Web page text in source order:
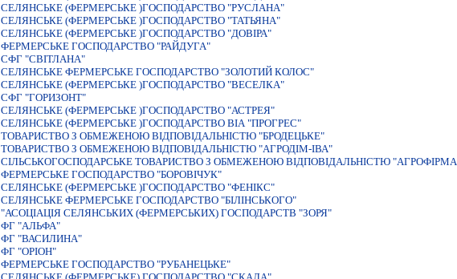
СЕЛЯНСЬКЕ (ФЕРМЕРСЬКЕ )ГОСПОДАРСТВО "РУСЛАНА"
СЕЛЯНСЬКЕ (ФЕРМЕРСЬКЕ )ГОСПОДАРСТВО "ТАТЬЯНА"
СЕЛЯНСЬКЕ (ФЕРМЕРСЬКЕ )ГОСПОДАРСТВО "ДОВIРА"
ФЕРМЕРСЬКЕ ГОСПОДАРСТВО "РАЙДУГА"
СФГ "СВІТЛАНА"
СЕЛЯНСЬКЕ ФЕРМЕРСЬКЕ ГОСПОДАРСТВО "ЗОЛОТИЙ КОЛОС"
СЕЛЯНСЬКЕ (ФЕРМЕРСЬКЕ )ГОСПОДАРСТВО "ВЕСЕЛКА"
СФГ "ГОРИЗОНТ"
СЕЛЯНСЬКЕ (ФЕРМЕРСЬКЕ )ГОСПОДАРСТВО "АСТРЕЯ"
СЕЛЯНСЬКЕ (ФЕРМЕРСЬКЕ )ГОСПОДАРСТВО ВIА "ПРОГРЕС"
ТОВАРИСТВО З ОБМЕЖЕНОЮ ВІДПОВІДАЛЬНІСТЮ "БРОДЕЦЬКЕ"
ТОВАРИСТВО З ОБМЕЖЕНОЮ ВIДПОВIДАЛЬНIСТЮ "АГРОДIМ-IВА"
СIЛЬСЬКОГОСПОДАРСЬКЕ ТОВАРИСТВО З ОБМЕЖЕНОЮ ВIДПОВIДАЛЬНIСТЮ
ФЕРМЕРСЬКЕ ГОСПОДАРСТВО "БОРОВІЧУК"
СЕЛЯНСЬКЕ (ФЕРМЕРСЬКЕ )ГОСПОДАРСТВО "ФЕНIКС"
СЕЛЯНСЬКЕ ФЕРМЕРСЬКЕ ГОСПОДАРСТВО "БIЛIНСЬКОГО"
"АСОЦІАЦІЯ СЕЛЯНСЬКИХ (ФЕРМЕРСЬКИХ) ГОСПОДАРСТВ "ЗОРЯ"
ФГ "АЛЬФА"
ФГ "ВАСИЛИНА"
ФГ "ОРІОН"
ФЕРМЕРСЬКЕ ГОСПОДАРСТВО "РУБАНЕЦЬКЕ"